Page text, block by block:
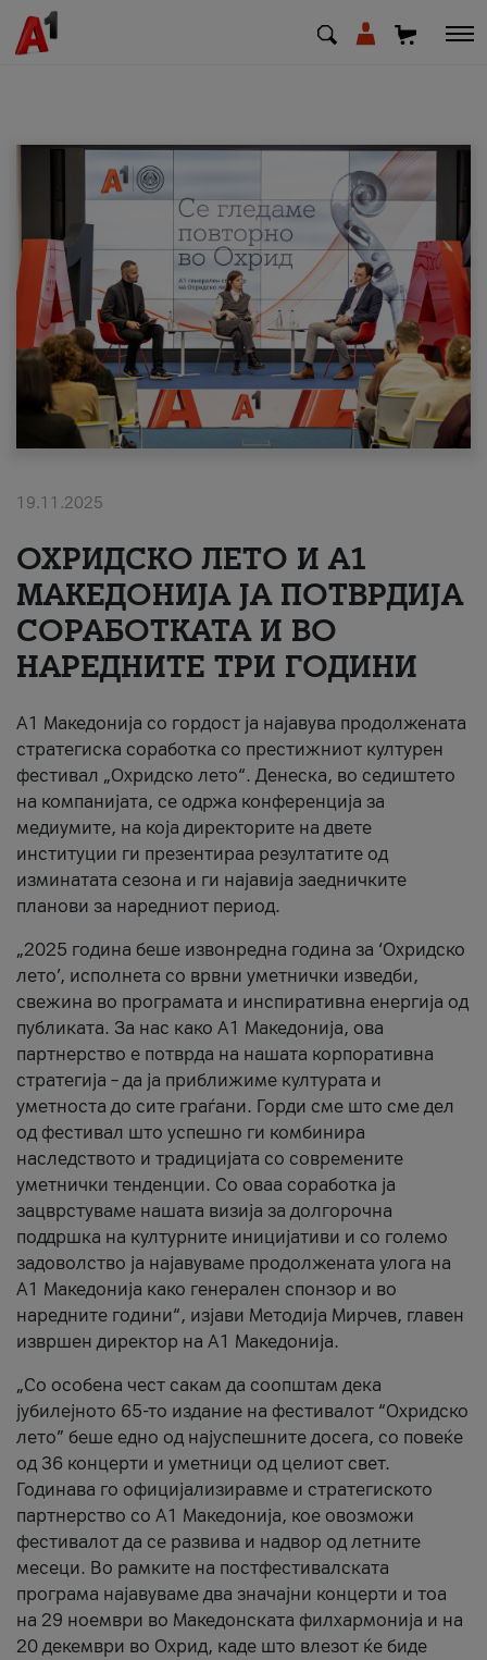
МК SQ
Приватни Деловни
Поддршка
Надополни кредит
#ПодобарОнлајн
19.11.2025
ОХРИДСКО ЛЕТО И A1
МАКЕДОНИЈА ЈА ПОТВРДИЈА
СОРАБОТКАТА И ВО
НАРЕДНИТЕ ТРИ ГОДИНИ
A1 Македонија со гордост ја најавува продолжената
стратегиска соработка со престижниот културен
фестивал „Охридско лето“. Денеска, во седиштето
на компанијата, се одржа конференција за
медиумите, на која директорите на двете
институции ги презентираа резултатите од
изминатата сезона и ги најавија заедничките
планови за наредниот период.
„2025 година беше извонредна година за ‘Охридско
лето’, исполнета со врвни уметнички изведби,
свежина во програмата и инспиративна енергија од
публиката. За нас како A1 Македонија, ова
партнерство е потврда на нашата корпоративна
стратегија – да ја приближиме културата и
уметноста до сите граѓани. Горди сме што сме дел
од фестивал што успешно ги комбинира
наследството и традицијата со современите
уметнички тенденции. Со оваа соработка ја
зацврстуваме нашата визија за долгорочна
поддршка на културните иницијативи и со големо
задоволство ја најавуваме продолжената улога на
A1 Македонија како генерален спонзор и во
наредните години“, изјави Методија Мирчев, главен
извршен директор на A1 Македонија.
„Со особена чест сакам да соопштам дека
јубилејното 65-то издание на фестивалот “Охридско
лето” беше едно од најуспешните досега, со повеќе
од 36 концерти и уметници од целиот свет.
Годинава го официјализиравме и стратегиското
партнерство со А1 Македонија, кое овозможи
фестивалот да се развива и надвор од летните
месеци. Во рамките на постфестивалската
програма најавуваме два значајни концерти и тоа
на 29 ноември во Македонската филхармонија и на
20 декември во Охрид, каде што влезот ќе биде